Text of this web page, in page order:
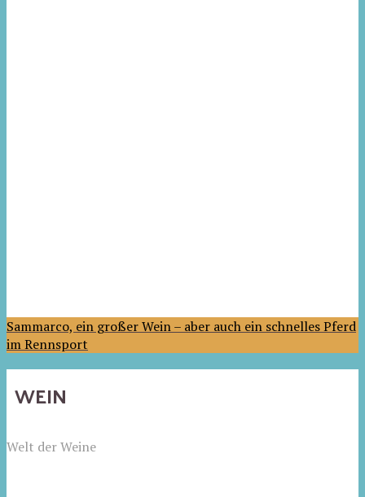
Sammarco, ein großer Wein – aber auch ein schnelles Pferd
im Rennsport
WEIN
Welt der Weine